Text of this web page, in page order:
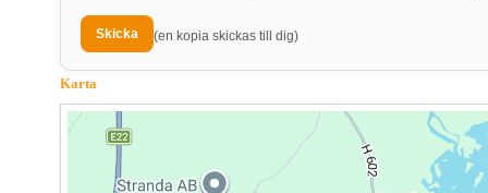
(en kopia skickas till dig)
Karta